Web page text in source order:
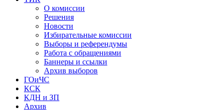
О комиссии
Решения
Новости
Избирательные комиссии
Выборы и референдумы
Работа с обращениями
Баннеры и ссылки
Архив выборов
ГОиЧС
КСК
КДН и ЗП
Архив